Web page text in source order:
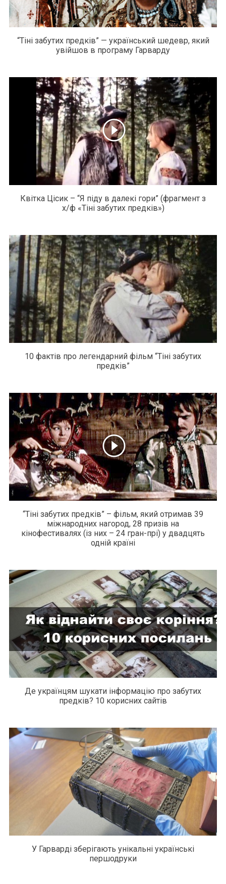
“Тіні забутих предків” — український шедевр, який
увійшов в програму Гарварду
Квітка Цісик – “Я піду в далекі гори” (фрагмент з
х/ф «Тіні забутих предків»)
10 фактів про легендарний фільм “Тіні забутих
предків”
“Тіні забутих предків” – фільм, який отримав 39
міжнародних нагород, 28 призів на
кінофестивалях (із них – 24 гран-прі) у двадцять
одній країні
Де українцям шукати інформацію про забутих
предків? 10 корисних сайтів
У Гарварді зберігають унікальні українські
першодруки